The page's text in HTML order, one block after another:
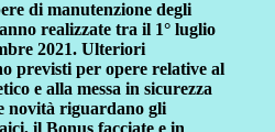
di manutenzione degli
realizzate tra il 1° luglio
2021. Ulteriori
previsti per opere relative al
e alla messa in sicurezza
novità riguardano gli